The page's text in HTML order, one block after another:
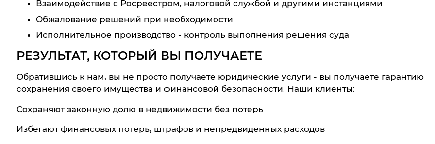
Взаимодействие с Росреестром, налоговой службой и другими инстанциями
Обжалование решений при необходимости
Исполнительное производство - контроль выполнения решения суда
РЕЗУЛЬТАТ, КОТОРЫЙ ВЫ ПОЛУЧАЕТЕ
Обратившись к нам, вы не просто получаете юридические услуги - вы получаете гарантию
сохранения своего имущества и финансовой безопасности. Наши клиенты:
Сохраняют законную долю в недвижимости без потерь
Избегают финансовых потерь, штрафов и непредвиденных расходов